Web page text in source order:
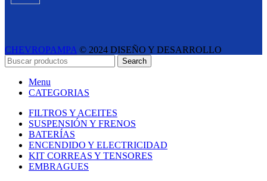
CHEVROPAMPA © 2024 DISEÑO Y DESARROLLO
ESTUDIO LIPINA
- E-COMMERCE SOLUTIONS
Search
Menu
CATEGORIAS
FILTROS Y ACEITES
SUSPENSIÓN Y FRENOS
BATERÍAS
ENCENDIDO Y ELECTRICIDAD
KIT CORREAS Y TENSORES
EMBRAGUES